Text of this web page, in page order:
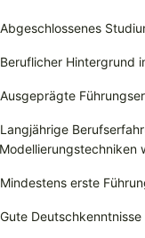
Abgeschlossenes
Beruflicher Hintergrund
Ausgeprägte
Langjährige
Modellierungstechniken
Mindestens erste
Gute